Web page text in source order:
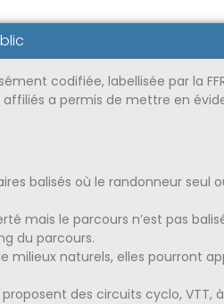
codifiée, labellisée par la
a permis de mettre en
balisés où le randonneur seul
mais le parcours n’est pas
du parcours.
milieux naturels, elles pourront
des circuits cyclo, VTT,